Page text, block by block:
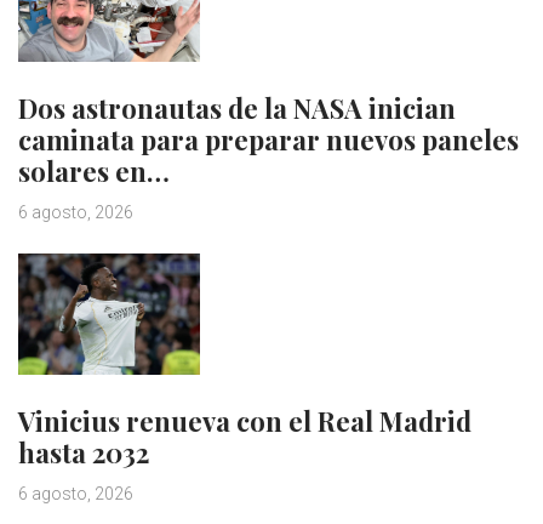
Dos astronautas de la NASA inician
caminata para preparar nuevos paneles
solares en…
6 agosto, 2026
Vinicius renueva con el Real Madrid
hasta 2032
6 agosto, 2026